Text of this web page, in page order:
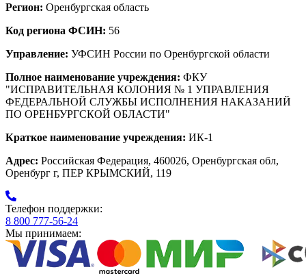
Регион: Оренбургская область
Код региона ФСИН: 56
Управление: УФСИН России по Оренбургской области
Полное наименование учреждения: ФКУ
"ИСПРАВИТЕЛЬНАЯ КОЛОНИЯ № 1 УПРАВЛЕНИЯ
ФЕДЕРАЛЬНОЙ СЛУЖБЫ ИСПОЛНЕНИЯ НАКАЗАНИЙ
ПО ОРЕНБУРГСКОЙ ОБЛАСТИ"
Краткое наименование учреждения: ИК-1
Адрес: Российская Федерация, 460026, Оренбургская обл,
Оренбург г, ПЕР КРЫМСКИЙ, 119
Телефон поддержки:
8 800 777-56-24
Мы принимаем: